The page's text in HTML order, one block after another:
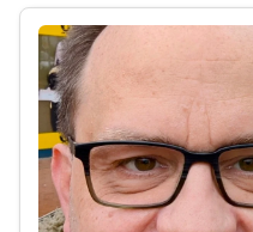
Impressum
Über mich